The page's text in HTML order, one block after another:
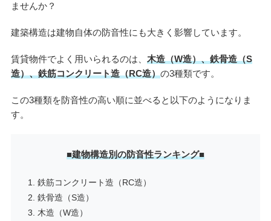
ませんか？
建築構造は建物自体の防音性にも大きく影響しています。
賃貸物件でよく用いられるのは、 木造（W造）、鉄骨造（S
造）、鉄筋コンクリート造（RC造）の3種類です。
この3種類を防音性の高い順に並べると以下のようになりま
す。
■建物構造別の防音性ランキング■
鉄筋コンクリート造（RC造）
鉄骨造（S造）
木造（W造）